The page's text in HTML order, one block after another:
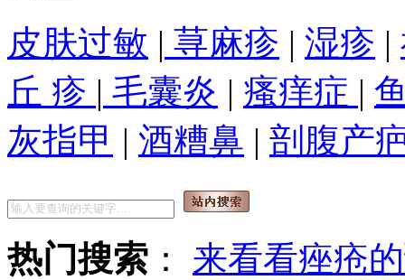
皮肤过敏 | 荨麻疹 | 湿疹 |
丘 疹 | 毛囊炎 | 瘙痒症 |
灰指甲 | 酒糟鼻 | 剖腹产
热门搜索 ： 来看看痤疮